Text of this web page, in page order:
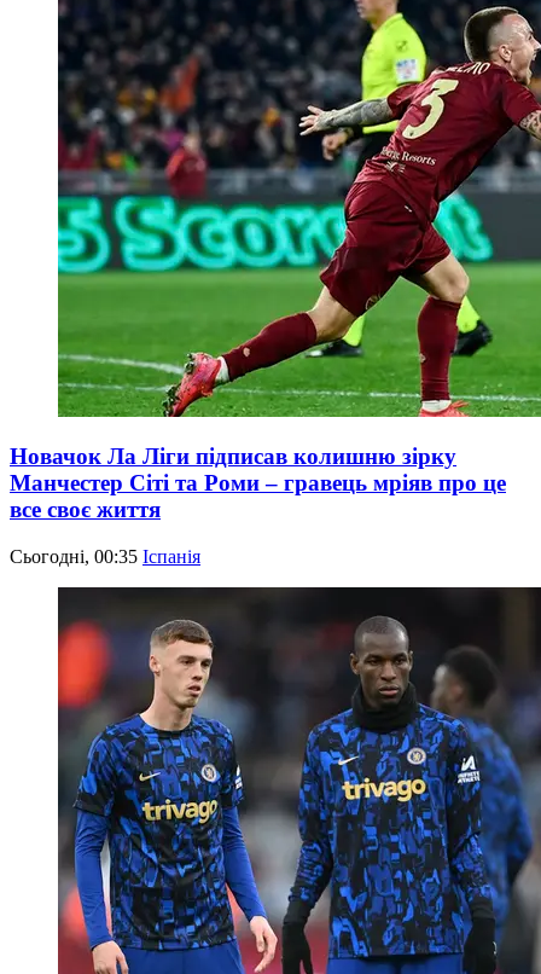
Новачок Ла Ліги підписав колишню зірку
Манчестер Сіті та Роми – гравець мріяв про це
все своє життя
Сьогодні, 00:35 Іспанія